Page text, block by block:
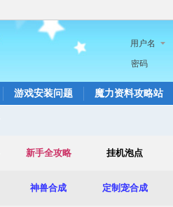
用户名
密码
游戏安装问题 魔力资料攻略站
新手全攻略 挂机泡点
神兽合成 定制宠合成